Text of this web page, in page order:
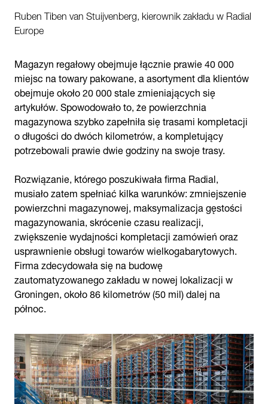
Ruben Tiben van Stuijvenberg, kierownik zakładu w Radial
Europe
Magazyn regałowy obejmuje łącznie prawie 40 000
miejsc na towary pakowane, a asortyment dla klientów
obejmuje około 20 000 stale zmieniających się
artykułów. Spowodowało to, że powierzchnia
magazynowa szybko zapełniła się trasami kompletacji
o długości do dwóch kilometrów, a kompletujący
potrzebowali prawie dwie godziny na swoje trasy.
Rozwiązanie, którego poszukiwała firma Radial,
musiało zatem spełniać kilka warunków: zmniejszenie
powierzchni magazynowej, maksymalizacja gęstości
magazynowania, skrócenie czasu realizacji,
zwiększenie wydajności kompletacji zamówień oraz
usprawnienie obsługi towarów wielkogabarytowych.
Firma zdecydowała się na budowę
zautomatyzowanego zakładu w nowej lokalizacji w
Groningen, około 86 kilometrów (50 mil) dalej na
północ.